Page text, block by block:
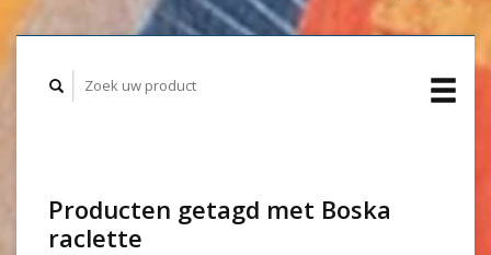
Producten getagd met Boska
raclette